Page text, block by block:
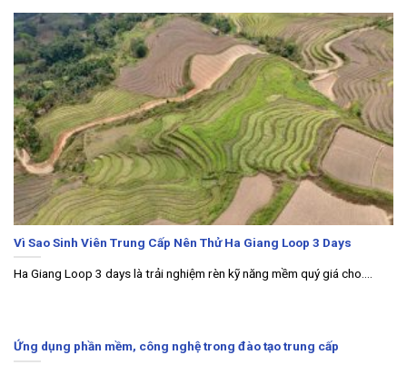
Vì Sao Sinh Viên Trung Cấp Nên Thử Ha Giang Loop 3 Days
Ha Giang Loop 3 days là trải nghiệm rèn kỹ năng mềm quý giá cho....
Ứng dụng phần mềm, công nghệ trong đào tạo trung cấp